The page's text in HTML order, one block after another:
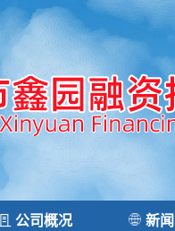
公司概况 新